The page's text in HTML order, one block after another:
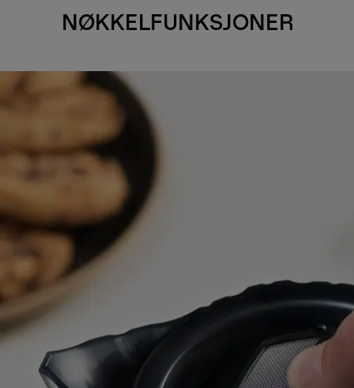
NØKKELFUNKSJONER